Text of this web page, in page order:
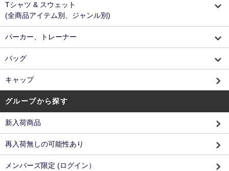
Tシャツ & スウェット
(全商品アイテム別、ジャンル別)
パーカー、トレーナー
バッグ
キャップ
グループから探す
新入荷商品
再入荷無しの可能性あり
メンバーズ限定 (ログイン）